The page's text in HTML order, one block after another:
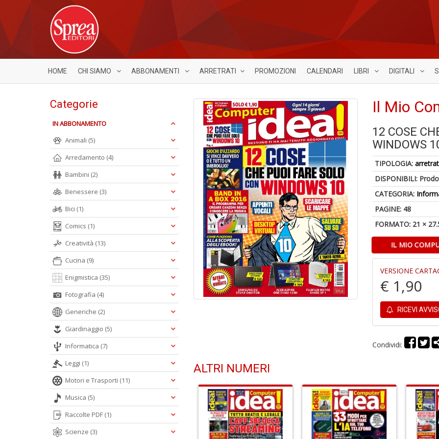
HOME CHI SIAMO ABBONAMENTI ARRETRATI PROMOZIONI CALENDARI LIBRI DIGITALI
Il Mio
12 COSE
WINDOWS
TIPOLOGIA:
DISPONIBILI:
CATEGORIA:
PAGINE: 48
FORMATO: 21 ×
IL MIO
VERSIONE
€ 1,90
RICEVI
Condividi:
ALTRI NUMERI
Categorie
IN ABBONAMENTO
Animali (5)
Arredamento (4)
Bambini (2)
Benessere (3)
Bici (1)
Comics (1)
Creatività (13)
Cucina (9)
Enigmistica (35)
Fotografia (4)
Generiche (2)
Giardinaggio (5)
Informatica (7)
Leggi (1)
Motori e Trasporti (11)
Musica (5)
Raccolte PDF (1)
Scienze (3)